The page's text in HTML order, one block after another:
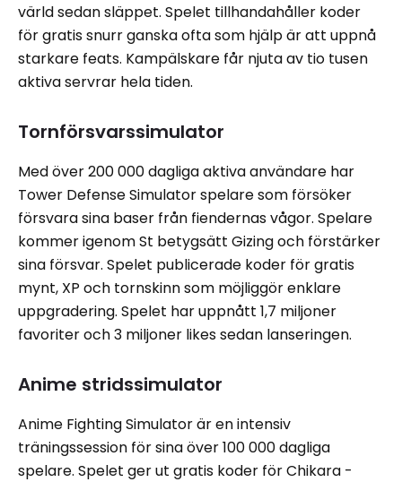
värld sedan släppet. Spelet tillhandahåller koder
för gratis snurr ganska ofta som hjälp är att uppnå
starkare feats. Kampälskare får njuta av tio tusen
aktiva servrar hela tiden.
Tornförsvarssimulator
Med över 200 000 dagliga aktiva användare har
Tower Defense Simulator spelare som försöker
försvara sina baser från fiendernas vågor. Spelare
kommer igenom St betygsätt Gizing och förstärker
sina försvar. Spelet publicerade koder för gratis
mynt, XP och tornskinn som möjliggör enklare
uppgradering. Spelet har uppnått 1,7 miljoner
favoriter och 3 miljoner likes sedan lanseringen.
Anime stridssimulator
Anime Fighting Simulator är en intensiv
träningssession för sina över 100 000 dagliga
spelare. Spelet ger ut gratis koder för Chikara -